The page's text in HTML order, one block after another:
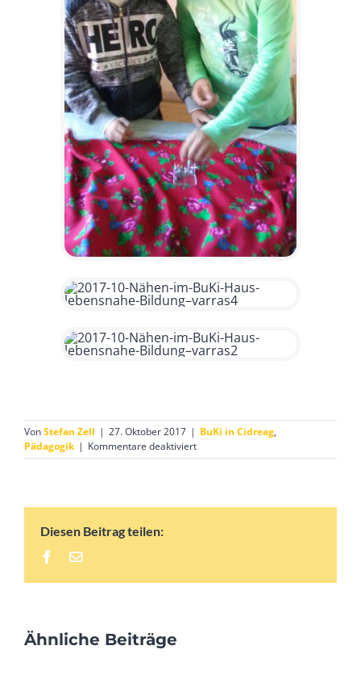
VonStefan Zell | 27. Oktober 2017 | BuKi in Cidreag,
Pädagogik | Kommentare deaktiviertfür
Die
Diesen Beitrag teilen:
Facebook
E-
Ähnliche Beiträge